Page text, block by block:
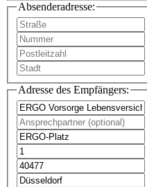
Absenderadresse:
Adresse des Empfängers: